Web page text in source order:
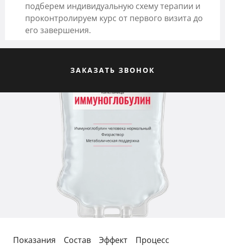
подберем индивидуальную схему терапии и
проконтролируем курс от первого визита до
его завершения.
ЗАКАЗАТЬ ЗВОНОК
Показания Состав Эффект
Процесс